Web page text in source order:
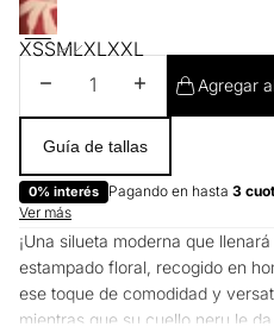
XSSMLXL XXL
Disminuir cantidadAumentar cantidad
Agregar
Guía de tallas
0% interés Pagando en hasta 3
Ver más
¡Una silueta moderna que
estampado floral, recogido en
ese toque de comodidad y
mientras que su cuello neru le